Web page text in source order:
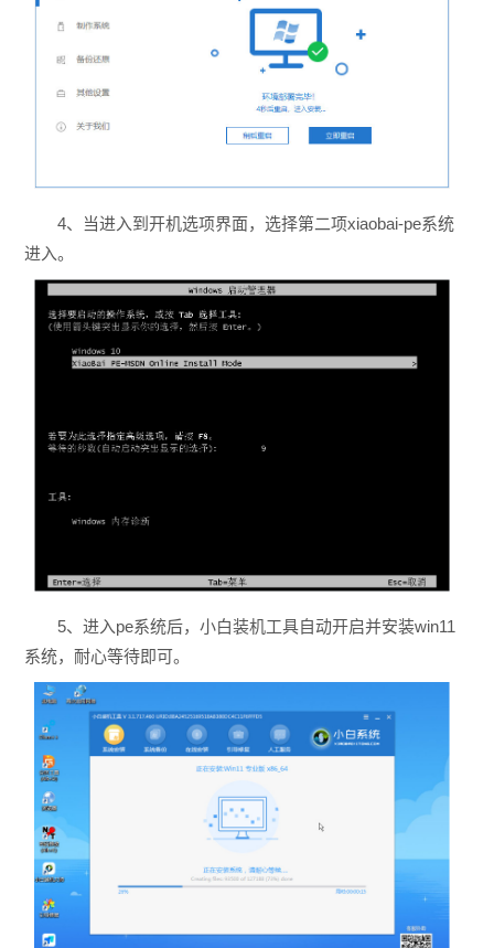
4、当进入到开机选项界面，选择第二项xiaobai-pe系统
进入。
5、进入pe系统后，小白装机工具自动开启并安装win11
系统，耐心等待即可。